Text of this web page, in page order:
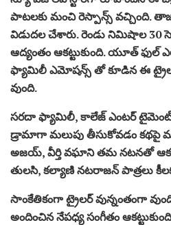
పాటలకు మంచి రెస్పాన్స్ వచ్చింది.
విడుదల చేశారు. రెండు నిమిషాల 30
ఆద్యంతం ఆకట్టుకుంది. యూత్ ఫుల్
ఫ్యామిలీ ఎమోషన్స్ తో కూడిన ఈ ట్రైలర్
వుంది.
సరదా ఫ్యామిలీ, కాలేజ్ ఎంటర్
డ్రామాగా మలుపు తీసుకోవడం కథపై
అజయ్‌, వీర్తి వఘాని తమ నటనతో
తులసి, కల్యాణి నటరాజన్ పాత్రలు
సాంకేతికంగా ట్రైలర్ వున్నంతంగా
అందించిన నేపధ్య సంగీతం